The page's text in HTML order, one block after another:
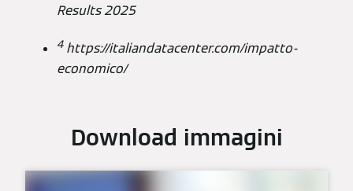
Results 2025
4 https://italiandatacenter.com/impatto-
economico/
Download immagini